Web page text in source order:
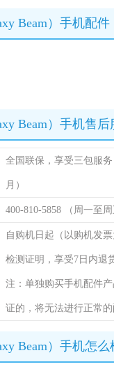
Beam）手机配件
Beam）手机售后
全国联保，享受三包服
月）
400-810-5858 （周一至
自购机日起（以购机发
检测证明，享受7日内退
注：单独购买手机配件
证的，将无法进行正常的
Beam）手机怎么